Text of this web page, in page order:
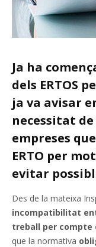
Ja ha
dels ERTOS
ja va avisar
necessitat
empreses
ERTO per
evitar
Des de la mateixa
incompatibilitat
treball per compte
que la normativa